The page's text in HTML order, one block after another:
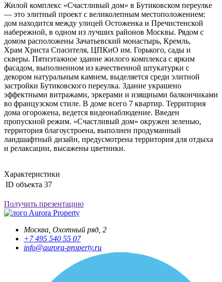
Жилой комплекс «Счастливый дом» в Бутиковском переулке
— это элитный проект с великолепным местоположением:
дом находится между улицей Остоженка и Пречистенской
набережной, в одном из лучших районов Москвы. Рядом с
домом расположены Зачатьевский монастырь, Кремль,
Храм Христа Спасителя, ЦПКиО им. Горького, сады и
скверы. Пятиэтажное здание жилого комплекса с ярким
фасадом, выполненном из качественной штукатурки с
декором натуральным камнем, выделяется среди элитной
застройки Бутиковского переулка. Здание украшено
эффектными витражами, эркерами и изящными балкончиками
во французском стиле. В доме всего 7 квартир. Территория
дома огорожена, ведется видеонаблюдение. Введен
пропускной режим. «Счастливый дом» окружен зеленью,
территория благоустроена, выполнен продуманный
ландшафтный дизайн, предусмотрена территория для отдыха
и релаксации, высажены цветники.
Характеристики
ID объекта 37
Получить презентацию
Aurora Property
Москва, Охотный ряд, 2
+7 495 540 55 07
info@aurora-property.ru